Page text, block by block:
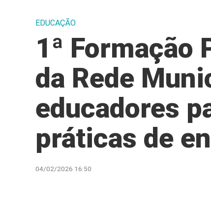
EDUCAÇÃO
1ª Formação
da Rede
educadores
práticas de
04/02/2026 16:50